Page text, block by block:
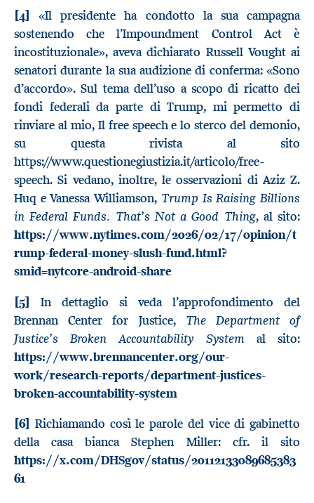
[4]
«Il presidente ha condotto la sua campagna
sostenendo che l’Impoundment Control Act è
incostituzionale», aveva dichiarato Russell Vought ai
senatori durante la sua audizione di conferma: «Sono
d’accordo». Sul tema dell’uso a scopo di ricatto dei
fondi federali da parte di Trump, mi permetto di
rinviare al mio, Il free speech e lo sterco del demonio,
su questa rivista al sito
https://www.questionegiustizia.it/articolo/free-
speech. Si vedano, inoltre, le osservazioni di Aziz Z.
Huq e Vanessa Williamson, Trump Is Raising Billions
in Federal Funds. That’s Not a Good Thing, al sito:
https://www.nytimes.com/2026/02/17/opinion/t
rump-federal-money-slush-fund.html?
smid=nytcore-android-share
[5] In dettaglio si veda l’approfondimento del
Brennan Center for Justice, The Department of
Justice’s Broken Accountability System al sito:
https://www.brennancenter.org/our-
work/research-reports/department-justices-
broken-accountability-system
[6] Richiamando così le parole del vice di gabinetto
della casa bianca Stephen Miller: cfr. il sito
https://x.com/DHSgov/status/20112133089685383
61